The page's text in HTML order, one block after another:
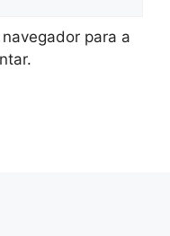
para a